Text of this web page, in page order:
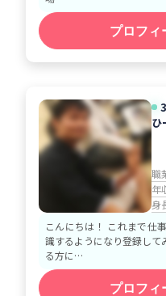
プロフィ
ひ
職
年
身
こんにちは！ これまで仕
識するようになり登録して
る方に…
プロフィ